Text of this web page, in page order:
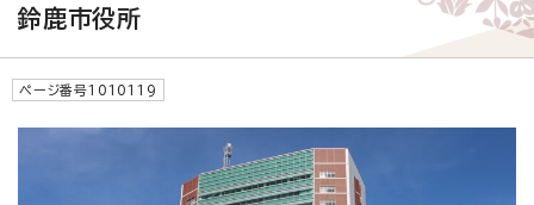
鈴鹿市役所
ページ番号1010119